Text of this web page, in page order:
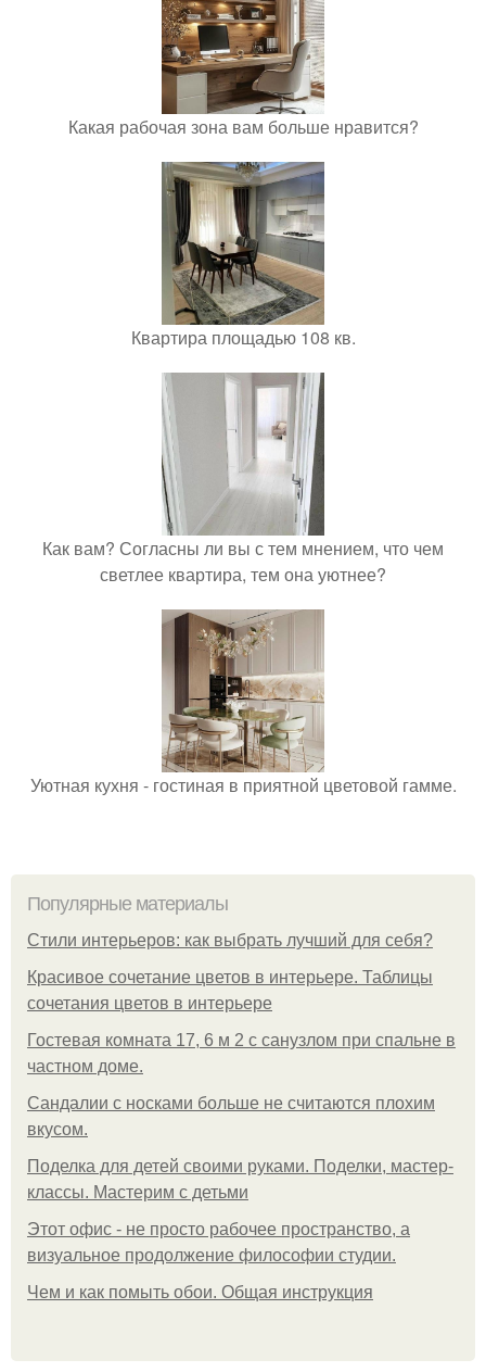
Какая рабочая зона вам больше нравится?
Квартира площадью 108 кв.
Как вам? Согласны ли вы с тем мнением, что чем
светлее квартира, тем она уютнее?
Уютная кухня - гостиная в приятной цветовой гамме.
Популярные материалы
Стили интерьеров: как выбрать лучший для себя?
Красивое сочетание цветов в интерьере. Таблицы
сочетания цветов в интерьере
Гостевая комната 17, 6 м 2 с санузлом при спальне в
частном доме.
Сандалии с носками больше не считаются плохим
вкусом.
Поделка для детей своими руками. Поделки, мастер-
классы. Мастерим с детьми
Этот офис - не просто рабочее пространство, а
визуальное продолжение философии студии.
Чем и как помыть обои. Общая инструкция